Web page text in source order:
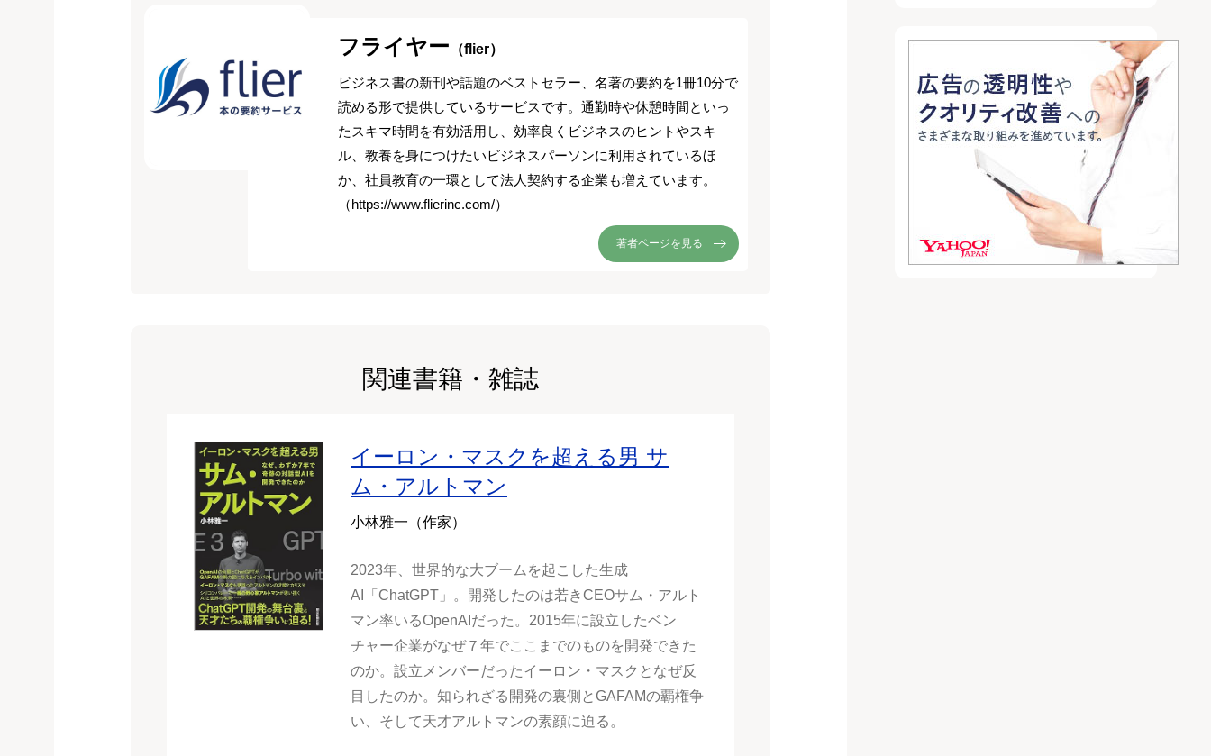
フライヤー （flier）
ビジネス書の新刊や話題のベストセラー、名著の要約を1冊10分で
読める形で提供しているサービスです。通勤時や休憩時間といっ
たスキマ時間を有効活用し、効率良くビジネスのヒントやスキ
ル、教養を身につけたいビジネスパーソンに利用されているほ
か、社員教育の一環として法人契約する企業も増えています。
（https://www.flierinc.com/）
著者ページを見る
関連書籍・雑誌
イーロン・マスクを超える男 サ
ム・アルトマン
小林雅一（作家）
2023年、世界的な大ブームを起こした生成
AI「ChatGPT」。開発したのは若きCEOサム・アルト
マン率いるOpenAIだった。2015年に設立したベン
チャー企業がなぜ７年でここまでのものを開発できた
のか。設立メンバーだったイーロン・マスクとなぜ反
目したのか。知られざる開発の裏側とGAFAMの覇権争
い、そして天才アルトマンの素顔に迫る。